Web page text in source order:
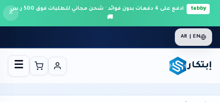
tabby
ادفع على 4 دفعات بدون فوائد · شحن مجاني للطلبات فوق 500 ر.س
🚚
×
AR | EN
إبتكار ☰